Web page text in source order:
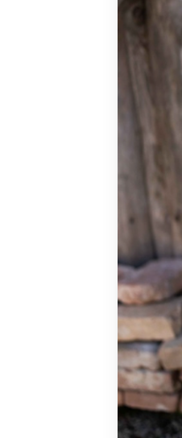
MURAU
MURTAL
THERMEN-